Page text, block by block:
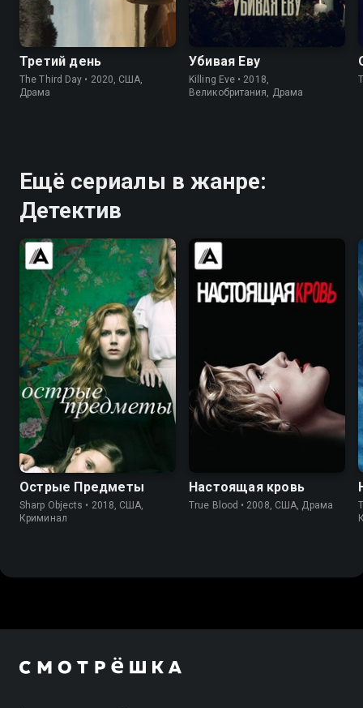
6.2
Третий день
The Third Day • 2020, США,
Драма
7.7 8.1
Убивая Еву
Killing Eve • 2018,
Великобритания, Драма
Ещё сериалы в жанре:
Детектив
7.5 8.0
Острые Предметы
Sharp Objects • 2018, США,
Криминал
Настоящая кровь
True Blood • 2008, США, Драма